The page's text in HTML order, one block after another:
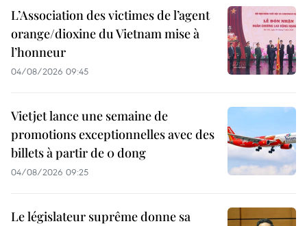
L’Association des victimes de l’agent
orange/dioxine du Vietnam mise à
l’honneur
04/08/2026 09:45
Vietjet lance une semaine de
promotions exceptionnelles avec des
billets à partir de 0 dong
04/08/2026 09:25
Le législateur suprême donne sa